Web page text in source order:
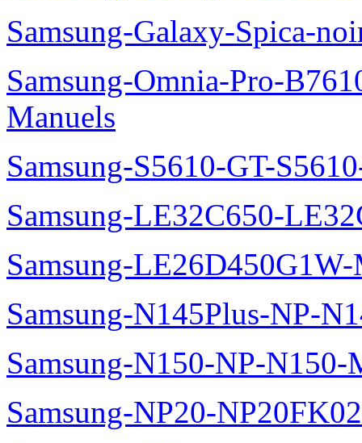
Samsung-Galaxy-Spica-
Samsung-Omnia-Pro-
Manuels
Samsung-S5610-GT-
Samsung-LE32C650-
Samsung-LE26D450G1W-
Samsung-N145Plus-NP-
Samsung-N150-NP-N150-
Samsung-NP20-